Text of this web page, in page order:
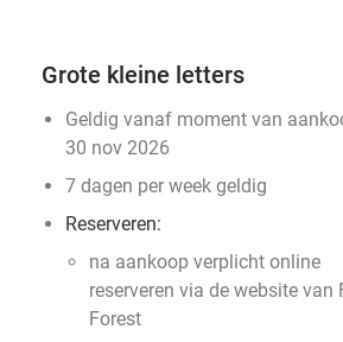
Grote kleine letters
Geldig vanaf moment van
30 nov 2026
7 dagen per week geldig
Reserveren:
na aankoop verplicht online
reserveren via de website van
Forest